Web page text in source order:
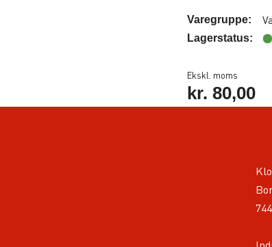
Varegruppe:
Lagerstatus:
Ekskl. moms
kr. 80,00